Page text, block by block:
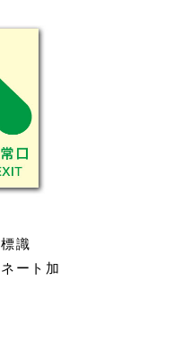
標識
ート加